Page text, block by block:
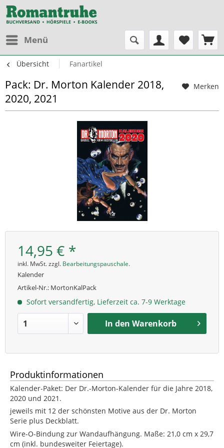
Menü
Übersicht Fanartikel
Merken
Pack: Dr. Morton Kalender 2018,
2020, 2021
14,95 € *
inkl. MwSt. zzgl. Bearbeitungspauschale.
Kalender
Artikel-Nr.: MortonKalPack
Sofort versandfertig, Lieferzeit ca. 7-9 Werktage
In den Warenkorb
Produktinformationen
Kalender-Paket: Der Dr.-Morton-Kalender für die Jahre 2018,
2020 und 2021.
jeweils mit 12 der schönsten Motive aus der Dr. Morton
Serie plus Deckblatt.
Wire-O-Bindung zur Wandaufhängung. Maße: 21,0 cm x 29,7
cm (inkl. bundesweiter Feiertage).